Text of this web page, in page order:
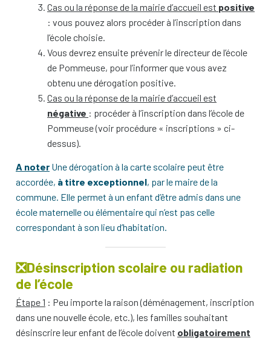
Cas ou la réponse de la mairie d’accueil est positive
: vous pouvez alors procéder à l’inscription dans
l’école choisie.
Vous devrez ensuite prévenir le directeur de l’école
de Pommeuse, pour l’informer que vous avez
obtenu une dérogation positive.
Cas ou la réponse de la mairie d’accueil est
négative : procéder à l’inscription dans l’école de
Pommeuse (voir procédure « inscriptions » ci-
dessus).
A noter Une dérogation à la carte scolaire peut être
accordée, à titre exceptionnel, par le maire de la
commune. Elle permet à un enfant d’être admis dans une
école maternelle ou élémentaire qui n’est pas celle
correspondant à son lieu d’habitation.
❎Désinscription scolaire ou radiation
de l’école
Étape 1 : Peu importe la raison (déménagement, inscription
dans une nouvelle école, etc.), les familles souhaitant
désinscrire leur enfant de l’école doivent obligatoirement